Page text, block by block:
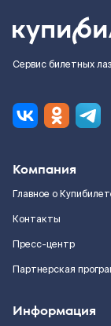
Сервис билетных
Компания
Главное о
Контакты
Пресс-центр
Партнерская
Информация